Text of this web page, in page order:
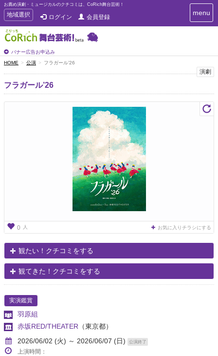
お薦め演劇・ミュージカルのクチコミは、CoRich舞台芸術！
T
o
g
g
e
n
a
i
地域選択 ログイン 会員登録
バナー広告お申込み
T
o
i
menu
HOME 公演 フラガール’26
演劇
フラガール’26
0 人 お気に入りチラシにする
観たい！クチコミをする
観てきた！クチコミをする
実演鑑賞
羽原組
赤坂RED/THEATER （東京都）
2026/06/02 (火) ～ 2026/06/07 (日)
公演終了
上演時間：